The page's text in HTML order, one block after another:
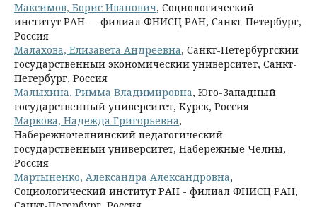
Максимов, Борис Иванович, Социологический
институт РАН — филиал ФНИСЦ РАН, Санкт-Петербург,
Россия
Малахова, Елизавета Андреевна, Санкт-Петербургский
государственный экономический университет, Санкт-
Петербург, Россия
Малыхина, Римма Владимировна, Юго-Западный
государственный университет, Курск, Россия
Маркова, Надежда Григорьевна,
Набережночелнинский педагогический
государственный университет, Набережные Челны,
Россия
Мартыненко, Александра Александровна,
Социологический институт РАН - филиал ФНИСЦ РАН,